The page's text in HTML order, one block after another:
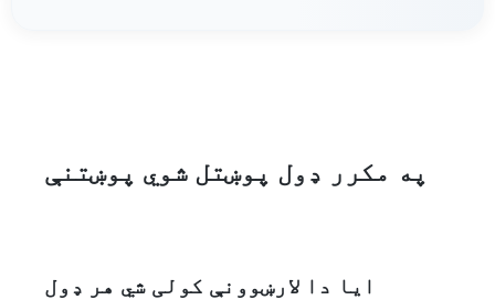
په مکرر ډول پوښتل شوي پوښتنې
ایا دا لارښوونې کولی شي هر ډول